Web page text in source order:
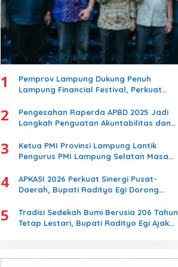
1
Pemprov Lampung Dukung Penuh
Lampung Financial Festival, Perkuat
2
Pengesahan Raperda APBD 2025 Jadi
Langkah Penguatan Akuntabilitas dan
3
Ketua PMI Provinsi Lampung Lantik
Pengurus PMI Lampung Selatan Masa
Kemanusiaan
4
APKASI 2026 Perkuat Sinergi Pusat-
Daerah, Bupati Radityo Egi Dorong
Lampung Selatan
5
Tradisi Sedekah Bumi Berusia 206 Tahun
Tetap Lestari, Bupati Radityo Egi Ajak